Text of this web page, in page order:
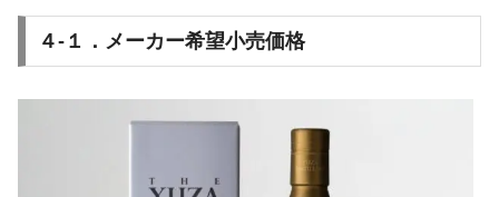
４-１．メーカー希望小売価格